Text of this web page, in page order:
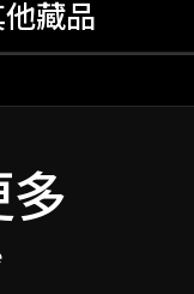
藏品
多